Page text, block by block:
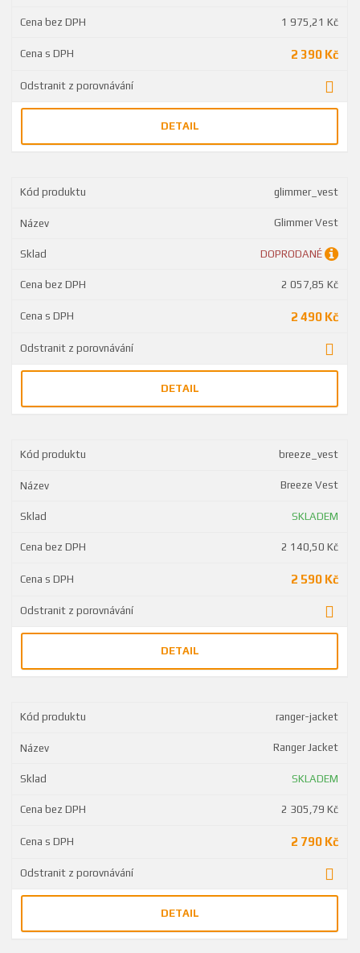
1 975,21 Kč
2 390 Kč
DETAIL
glimmer_vest
Glimmer Vest
DOPRODANÉ
2 057,85 Kč
2 490 Kč
DETAIL
breeze_vest
Breeze Vest
SKLADEM
2 140,50 Kč
2 590 Kč
DETAIL
ranger-jacket
Ranger Jacket
SKLADEM
2 305,79 Kč
2 790 Kč
DETAIL